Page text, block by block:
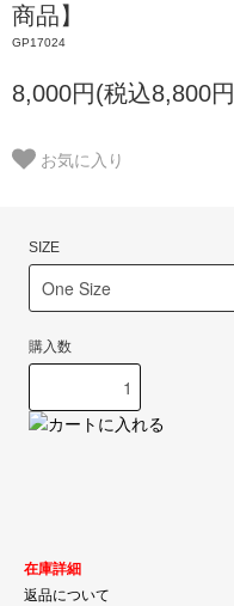
商品】
GP17024
8,000円(税込8,800
お気に入り
SIZE
購入数
在庫詳細
返品について